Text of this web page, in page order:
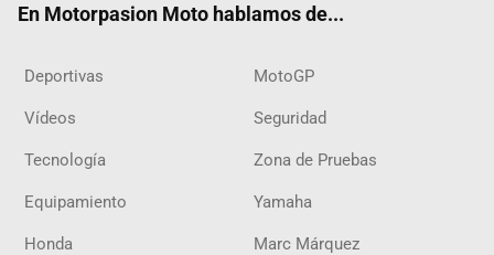
En Motorpasion Moto hablamos de...
Deportivas MotoGP
Vídeos Seguridad
Tecnología Zona de Pruebas
Equipamiento Yamaha
Honda Marc Márquez